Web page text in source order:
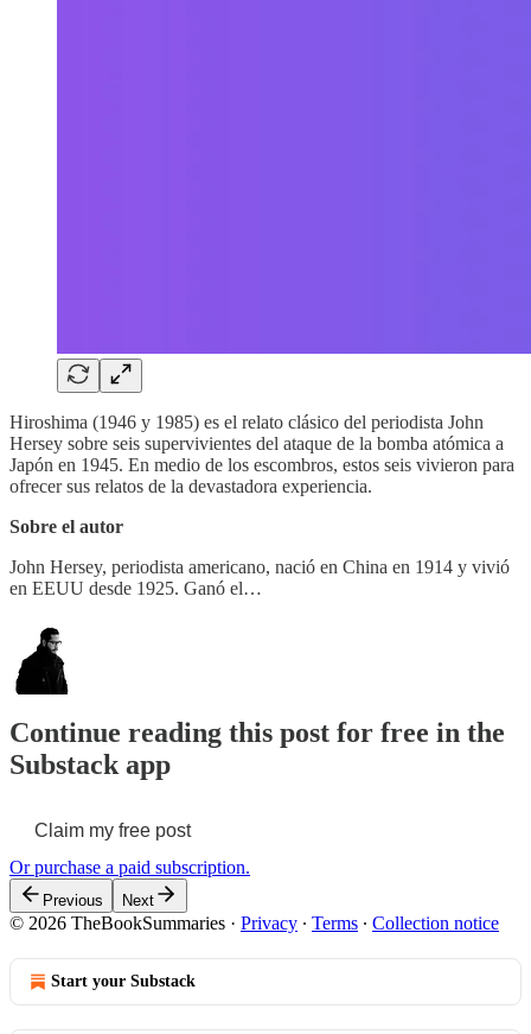
Hiroshima (1946 y 1985) es el relato clásico del periodista John
Hersey sobre seis supervivientes del ataque de la bomba atómica a
Japón en 1945. En medio de los escombros, estos seis vivieron para
ofrecer sus relatos de la devastadora experiencia.
Sobre el autor
John Hersey, periodista americano, nació en China en 1914 y vivió
en EEUU desde 1925. Ganó el…
Continue reading this post for free in the
Substack app
Claim my free post
Or purchase a paid subscription.
Previous Next
© 2026 TheBookSummaries · Privacy ∙ Terms ∙ Collection notice
Start your Substack